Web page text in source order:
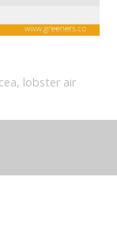
, lobster air